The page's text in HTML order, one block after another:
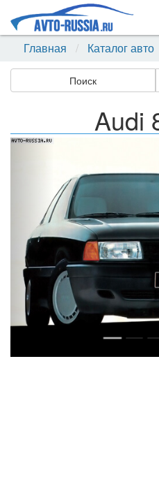
Главная
Каталог авто
Поиск
Audi
Назад